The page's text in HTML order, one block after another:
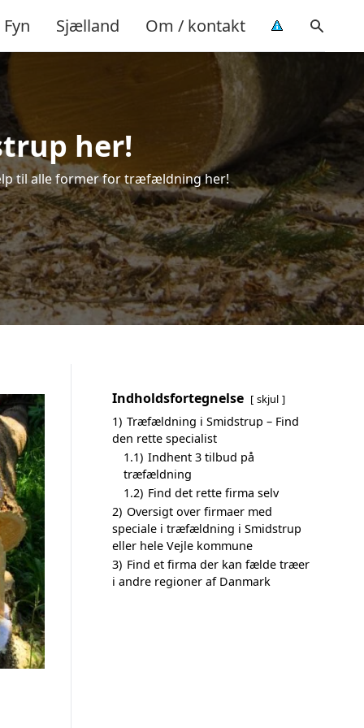
Fyn Sjælland Om / kontakt
her!
til alle former for træfældning her!
Indholdsfortegnelse skjul
1) Træfældning i Smidstrup – Find
den rette specialist
1.1) Indhent 3 tilbud på
træfældning
1.2) Find det rette firma selv
2) Oversigt over firmaer med
speciale i træfældning i Smidstrup
eller hele Vejle kommune
3) Find et firma der kan fælde træer
i andre regioner af Danmark